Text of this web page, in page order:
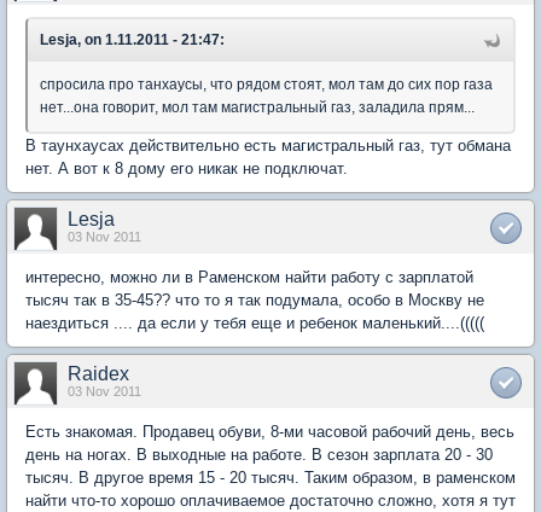
Lesja, on 1.11.2011 - 21:47:
спросила про танхаусы, что рядом стоят, мол там до сих пор газа
нет...она говорит, мол там магистральный газ, заладила прям...
В таунхаусах действительно есть магистральный газ, тут обмана
нет. А вот к 8 дому его никак не подключат.
Lesja
03 Nov 2011
интересно, можно ли в Раменском найти работу с зарплатой
тысяч так в 35-45?? что то я так подумала, особо в Москву не
наездиться .... да если у тебя еще и ребенок маленький....(((((
Raidex
03 Nov 2011
Есть знакомая. Продавец обуви, 8-ми часовой рабочий день, весь
день на ногах. В выходные на работе. В сезон зарплата 20 - 30
тысяч. В другое время 15 - 20 тысяч. Таким образом, в раменском
найти что-то хорошо оплачиваемое достаточно сложно, хотя я тут